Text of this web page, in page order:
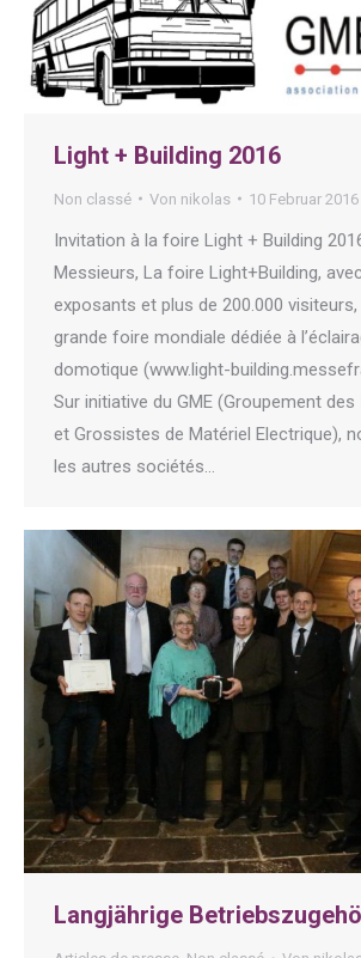
Light + Building 2016
Non classé Von nikolas 10 Februar 2016
Invitation à la foire Light + Building
Messieurs, La foire Light+Building,
exposants et plus de 200.000
grande foire mondiale dédiée à
domotique (www.light-
Sur initiative du GME (Groupement
et Grossistes de Matériel Electrique),
les autres sociétés…
Langjährige